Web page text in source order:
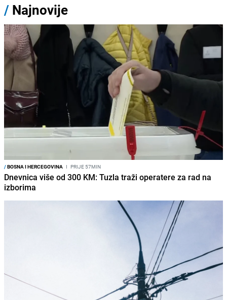
/ Najnovije
/BOSNA I HERCEGOVINA I PRIJE 57MIN
Dnevnica više od 300 KM: Tuzla traži operatere za rad na
izborima